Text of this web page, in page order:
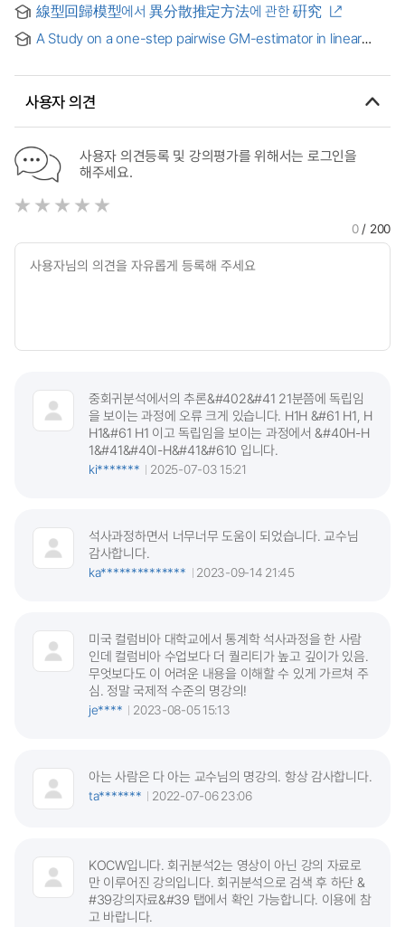
線型回歸模型에서 異分散推定方法에 관한 硏究
A Study on a one-step pairwise GM-estimator in linear
사용자 의견
사용자 의견등록 및 강의평가를 위해서는 로그인을
해주세요.
0/ 200
중회귀분석에서의 추론&#402&#41 21분쯤에 독립임
을 보이는 과정에 오류 크게 있습니다. H1H &#61 H1, H
H1&#61 H1 이고 독립임을 보이는 과정에서 &#40H-H
1&#41&#40I-H&#41&#610 입니다.
ki*******
2025-07-03 15:21
석사과정하면서 너무너무 도움이 되었습니다. 교수님
감사합니다.
ka**************
2023-09-14 21:45
미국 컬럼비아 대학교에서 통계학 석사과정을 한 사람
인데 컬럼비아 수업보다 더 퀄리티가 높고 깊이가 있음.
무엇보다도 이 어려운 내용을 이해할 수 있게 가르쳐 주
심. 정말 국제적 수준의 명강의!
je****
2023-08-05 15:13
아는 사람은 다 아는 교수님의 명강의. 항상 감사합니다.
ta*******
2022-07-06 23:06
KOCW입니다. 회귀분석2는 영상이 아닌 강의 자료로
만 이루어진 강의입니다. 회귀분석으로 검색 후 하단 &
#39강의자료&#39 탭에서 확인 가능합니다. 이용에 참
고 바랍니다.